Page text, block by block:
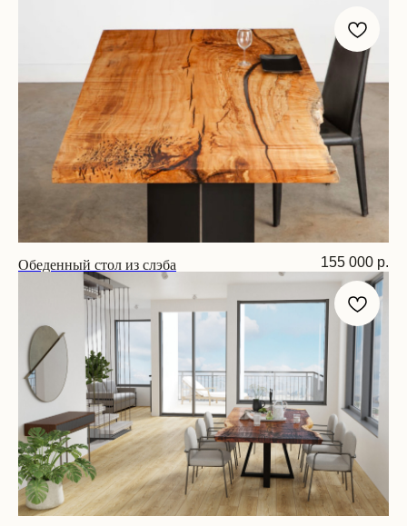
Обеденный стол из слэба
Размер: 240х90х75 см
155 000 р.